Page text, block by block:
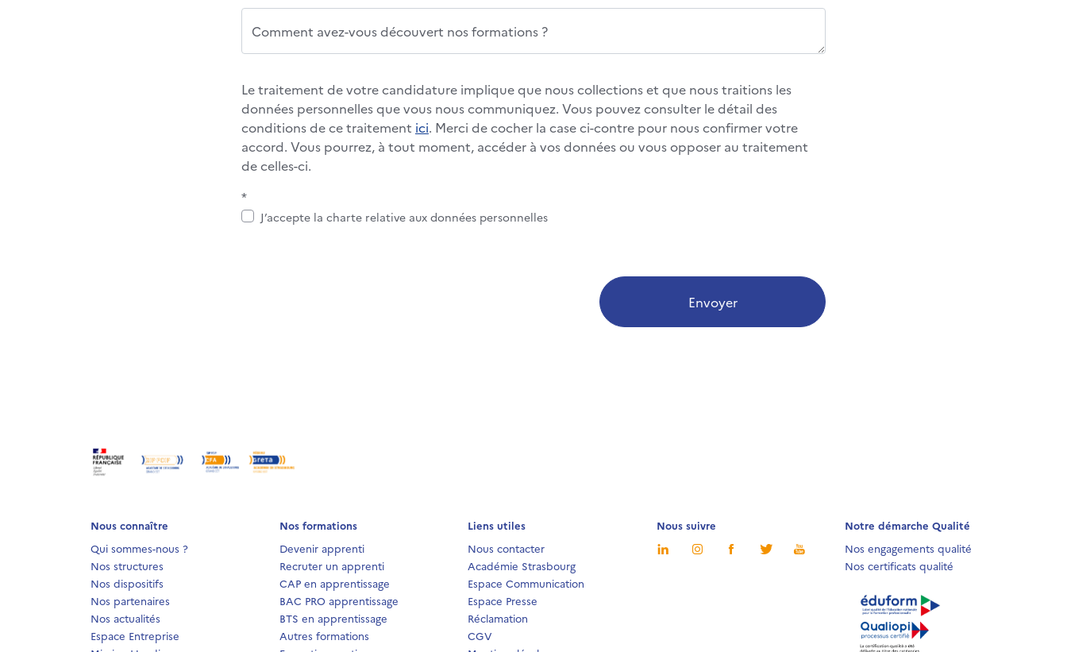
Comment avez-vous découvert nos formations ?
Le traitement de votre candidature implique que nous collections et que nous traitions les
données personnelles que vous nous communiquez. Vous pouvez consulter le détail des
conditions de ce traitement ici. Merci de cocher la case ci-contre pour nous confirmer votre
accord. Vous pourrez, à tout moment, accéder à vos données ou vous opposer au traitement
de celles-ci.
*
J’accepte la charte relative aux données personnelles
Envoyer
Nous connaître
Qui sommes-nous ?
Nos structures
Nos dispositifs
Nos partenaires
Nos actualités
Espace Entreprise
Nos formations
Devenir apprenti
Recruter un apprenti
CAP en apprentissage
BAC PRO apprentissage
BTS en apprentissage
Autres formations
Liens utiles
Nous contacter
Académie Strasbourg
Espace Communication
Espace Presse
Réclamation
CGV
Nous suivre
Notre démarche Qualité
Nos engagements qualité
Nos certificats qualité